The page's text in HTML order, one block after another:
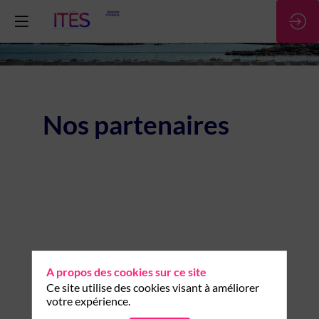
Nos partenaires
A propos des cookies sur ce site
Ce site utilise des cookies visant à améliorer
votre expérience.